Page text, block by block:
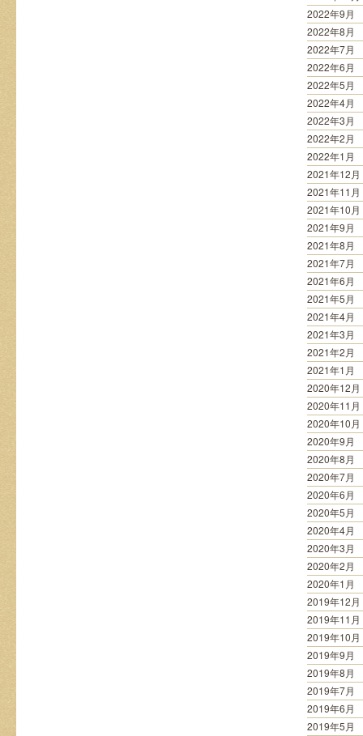
2022年9月
2022年8月
2022年7月
2022年6月
2022年5月
2022年4月
2022年3月
2022年2月
2022年1月
2021年12月
2021年11月
2021年10月
2021年9月
2021年8月
2021年7月
2021年6月
2021年5月
2021年4月
2021年3月
2021年2月
2021年1月
2020年12月
2020年11月
2020年10月
2020年9月
2020年8月
2020年7月
2020年6月
2020年5月
2020年4月
2020年3月
2020年2月
2020年1月
2019年12月
2019年11月
2019年10月
2019年9月
2019年8月
2019年7月
2019年6月
2019年5月